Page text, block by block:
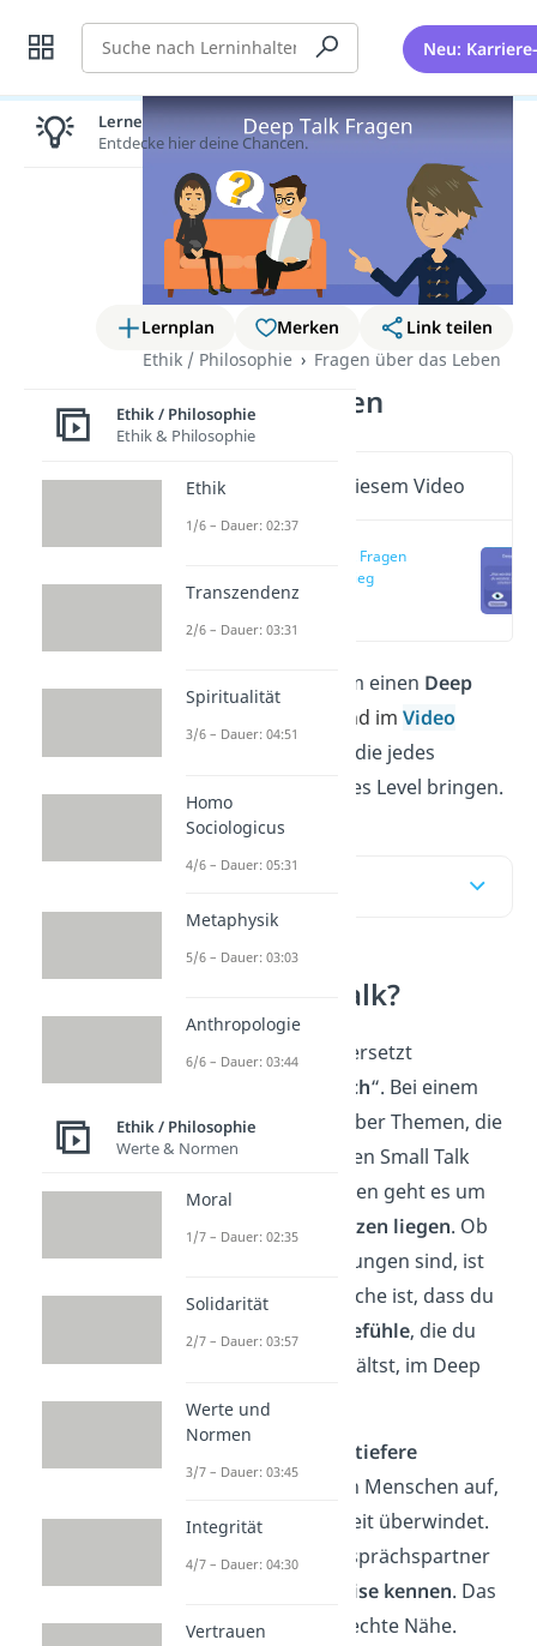
Suche Neu:
Lernplan Merken
Link teilen
Ethik / Philosophie
Fragen über das Leben
Deep Talk Fragen
Wichtige Inhalte in diesem Video
Deep Talk Fragen
zum Einstieg
(00:14)
Du brauchst , um einen Deep
und im Video
findest du 100 Fragen, die jedes
Gespräch auf ein tieferes Level bringen.
Was ist Deep Talk?
Deep Talk
bedeutet übersetzt
„tiefgründiges Gespräch“. Bei einem
Deep Talk sprichst du über Themen, die
weit über oberflächlichen Small Talk
hinausgehen. Stattdessen geht es um
Themen, die diram Herzen liegen. Ob
das Sorgen oder Hoffnungen sind, ist
völlig egal. Die Hauptsache ist, dass du
deineGedanken und Gefühle, die du
sonst im Alltag zurückhältst, im Deep
Talk ehrlich teilst.
tiefere
Verbindung
zu anderen Menschen auf,
die jede Oberflächlichkeit überwindet.
So lernst du deinen Gesprächspartner
auf eine völlig
neue Weise kennen. Das
schafft Vertrauen und echte Nähe.
Lernen lohnt sich!
Entdecke hier deine Chancen.
Ethik / Philosophie
Ethik & Philosophie
Ethik
1/6 – Dauer: 02:37
Transzendenz
2/6 – Dauer: 03:31
Spiritualität
3/6 – Dauer: 04:51
Homo
Sociologicus
4/6 – Dauer: 05:31
Metaphysik
5/6 – Dauer: 03:03
Anthropologie
6/6 – Dauer: 03:44
Ethik / Philosophie
Werte & Normen
Moral
1/7 – Dauer: 02:35
Solidarität
2/7 – Dauer: 03:57
Werte und
Normen
3/7 – Dauer: 03:45
Integrität
4/7 – Dauer: 04:30
Vertrauen